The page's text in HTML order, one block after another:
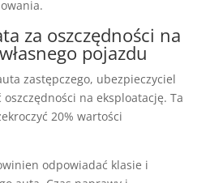
za oszczędności na
pojazdu
zastępczego, ubezpieczyciel
oszczędności na eksploatację. Ta
20% wartości
odpowiadać klasie i